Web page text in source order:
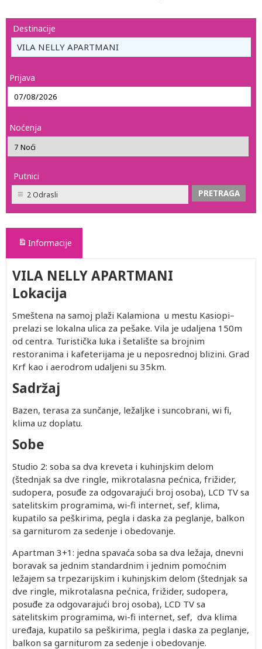
Destinacije
VILA NELLY APARTMANI
Prijava
Noćenja
Putnici
2 Odrasli
Informacije
VILA NELLY APARTMANI
Lokacija
Smeštena na samoj plaži Kalamiona u mestu Kasiopi–
prelazi se lokalna ulica za pešake. Vila je udaljena 150m
od centra. Turistička luka i šetalište sa brojnim
restoranima i kafeterijama je u neposrednoj blizini. Grad
Krf kao i aerodrom udaljeni su 35km.
Sadržaj
Bazen, terasa za sunčanje, ležaljke i suncobrani, wi fi,
klima uz doplatu.
Sobe
Studio 2: soba sa dva kreveta i kuhinjskim delom
(štednjak sa dve ringle, mikrotalasna pećnica, frižider,
sudopera, posuđe za odgovarajući broj osoba), LCD TV sa
satelitskim programima, wi-fi internet, sef, klima,
kupatilo sa peškirima, pegla i daska za peglanje, balkon
sa garniturom za sedenje i obedovanje.
Apartman 3+1: jedna spavaća soba sa dva ležaja, dnevni
boravak sa jednim standardnim i jednim pomoćnim
ležajem sa trpezarijskim i kuhinjskim delom (štednjak sa
dve ringle, mikrotalasna pećnica, frižider, sudopera,
posuđe za odgovarajući broj osoba), LCD TV sa
satelitskim programima, wi-fi internet, sef, dva klima
uređaja, kupatilo sa peškirima, pegla i daska za peglanje,
balkon sa garniturom za sedenje i obedovanje.